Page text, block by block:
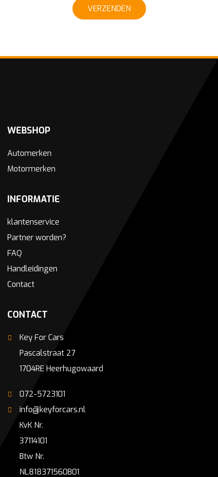
VERZENDEN
WEBSHOP
Automerken
Motormerken
INFORMATIE
klantenservice
Partner worden?
FAQ
Handleidingen
Contact
CONTACT
Key For Cars
Pascalstraat 27
1704RE Heerhugowaard
072-5723101
info@keyforcars.nl
KvK Nr.
37114101
Btw Nr.
NL818371560B01